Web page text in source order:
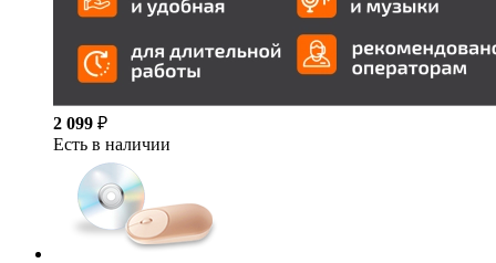
2 099 ₽
Есть в наличии